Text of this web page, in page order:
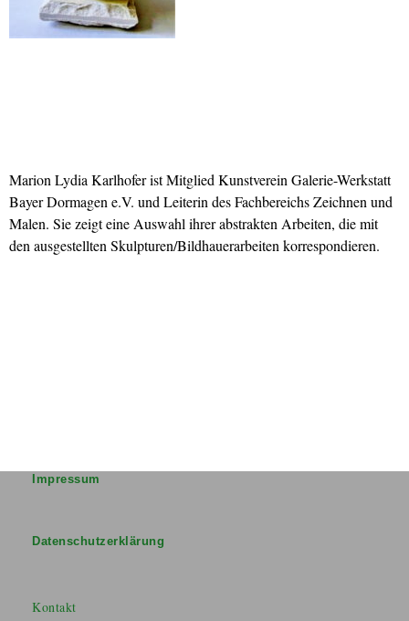
Marion Lydia Karlhofer istMitglied Kunstverein Galerie-Werkstatt
Bayer Dormagen e.V. und Leiterin desFachbereichs Zeichnen und
Malen. Sie zeigt eine Auswahl ihrer abstrakten Arbeiten, die mit
den ausgestellten Skulpturen/Bildhauerarbeiten korrespondieren.
Impressum
Datenschutzerklärung
Kontakt